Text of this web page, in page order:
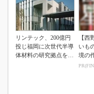
リンテック、200億円
投じ福岡に次世代半導
体材料の研究拠点を開
【西
いも
境の